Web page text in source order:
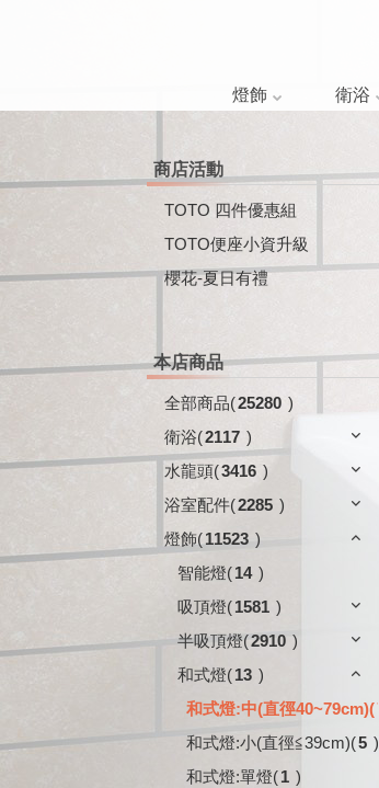
燈飾 衛浴
商店活動
TOTO 四件優惠組
TOTO便座小資升級
櫻花-夏日有禮
本店商品
全部商品(25280 )
衛浴(2117 )
水龍頭(3416 )
浴室配件(2285 )
燈飾(11523 )
智能燈(14 )
吸頂燈(1581 )
半吸頂燈(2910 )
和式燈(13 )
和式燈:中(直徑40~79cm)(7
和式燈:小(直徑≦39cm)(5 )
和式燈:單燈(1 )